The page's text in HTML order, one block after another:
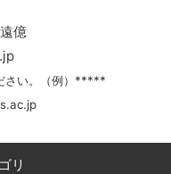
億
さい。（例）*****
リ